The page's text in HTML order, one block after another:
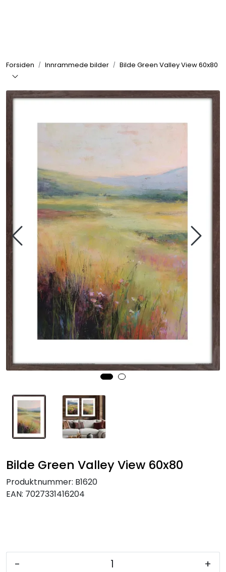
Forsiden Innrammede bilder Bilde Green Valley View 60x80
Bilde Green Valley View 60x80
Produktnummer: B1620
EAN: 7027331416204
- +
Passepartout
Tilbehør til innramming
Innrammede bilder
Glass art
Malerier
Speil
Trykk av bilder/skilt og innramming
SOMMEROUTLET